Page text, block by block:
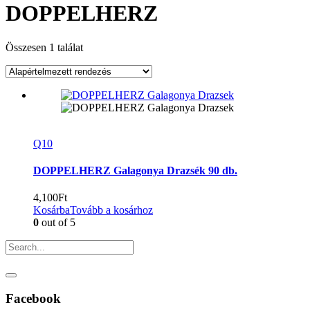
DOPPELHERZ
Összesen 1 találat
Q10
DOPPELHERZ Galagonya Drazsék 90 db.
4,100Ft
KosárbaTovább a kosárhoz
0 out of 5
Facebook